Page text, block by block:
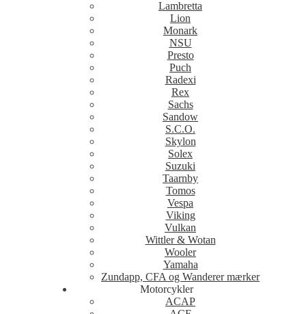
Lambretta
Lion
Monark
NSU
Presto
Puch
Radexi
Rex
Sachs
Sandow
S.C.O.
Skylon
Solex
Suzuki
Taarnby
Tomos
Vespa
Viking
Vulkan
Wittler & Wotan
Wooler
Yamaha
Zundapp, CFA og Wanderer mærker
Motorcykler
ACAP